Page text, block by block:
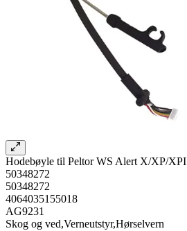
Hodebøyle til Peltor WS Alert X/XP/XPI
50348272
50348272
4064035155018
AG9231
Skog og ved,Verneutstyr,Hørselvern